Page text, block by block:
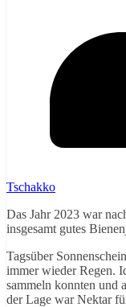
Tschakko
Das Jahr 2023 war
insgesamt gutes
Tagsüber
immer wieder Regen.
sammeln konnten und
der Lage war Nektar